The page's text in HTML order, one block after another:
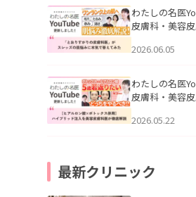
公開いたしまし
わたしの名医
皮膚科・美容
ッズの肌悩みに
た。
2026.06.05
わたしの名医
皮膚科・美容
用】ハイブリッ
2026.05.22
最新クリニック